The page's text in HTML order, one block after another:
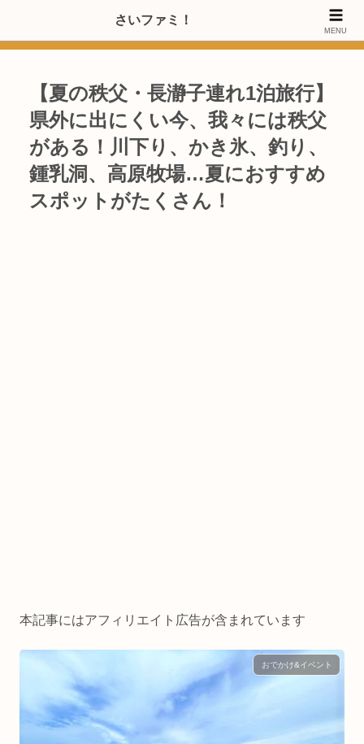
>>【PRのご協力内容更新しました】さいたま市のファミリー世代・20～
【夏の秩父・長瀞子連れ1泊旅行】
県外に出にくい今、我々には秩父
がある！川下り、かき氷、釣り、
鍾乳洞、高原牧場…夏におすすめ
スポットがたくさん！
本記事にはアフィリエイト広告が含まれています
おでかけ&イベント
さいファミ！
MENU